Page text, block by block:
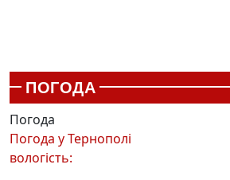
ПОГОДА
Погода
Погода уТернополі
вологість: